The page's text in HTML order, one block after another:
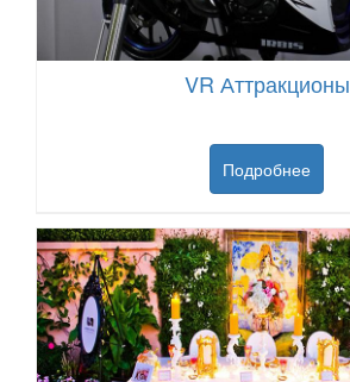
VR Аттракционы
Подробнее